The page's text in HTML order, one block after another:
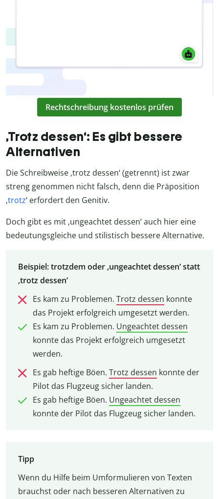
Rechtschreibung kostenlos prüfen
‚Trotz dessen‘: Es gibt bessere
Alternativen
Die Schreibweise ‚trotz dessen‘ (getrennt) ist zwar
streng genommen nicht falsch, denn die Präposition
‚trotz‘ erfordert den Genitiv.
Doch gibt es mit ‚ungeachtet dessen‘ auch hier eine
bedeutungsgleiche und stilistisch bessere Alternative.
Beispiel: trotzdem oder ‚ungeachtet dessen‘ statt
‚trotz dessen‘
Es kam zu Problemen. Trotz dessen konnte
das Projekt erfolgreich umgesetzt werden.
Es kam zu Problemen. Ungeachtet dessen
konnte das Projekt erfolgreich umgesetzt
werden.
Es gab heftige Böen. Trotz dessen konnte der
Pilot das Flugzeug sicher landen.
Es gab heftige Böen. Ungeachtet dessen
konnte der Pilot das Flugzeug sicher landen.
Tipp
Wenn du Hilfe beim Umformulieren von Texten
brauchst oder nach besseren Alternativen zu